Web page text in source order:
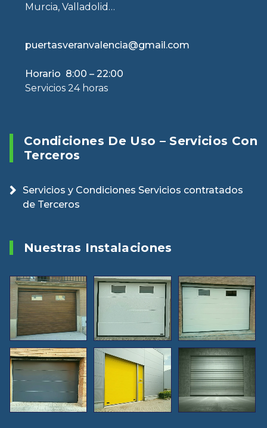
Murcia, Valladolid…
puertasveranvalencia@gmail.com
Horario 8:00 – 22:00
Servicios 24 horas
Condiciones De Uso – Servicios Con
Terceros
Servicios y Condiciones Servicios contratados
de Terceros
Nuestras Instalaciones